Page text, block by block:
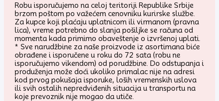
Robu isporučujemo na celoj teritoriji Republike Srbije
brzom poštom po važećem cenovniku kurirske službe.
Za kupce koji plaćaju uplatnicom ili virmanom (pravna
lica), vreme potrebno do slanja pošiljke se računa od
momenta kada primimo obaveštenje o izvršenoj uplati.
* Sve narudžbine za naše proizvode iz asortimana biće
obrađene i isporučene u roku do 72 sata (robu ne
isporučujemo vikendom) od porudžbine. Do odstupanja i
produženja može doći ukoliko primalac nije na adresi
kod prvog pokušaja isporuke, loših vremenskih uslova
ili svih ostalih nepredviđenih situacija u transportu na
koje prevoznik nije mogao da utiče.